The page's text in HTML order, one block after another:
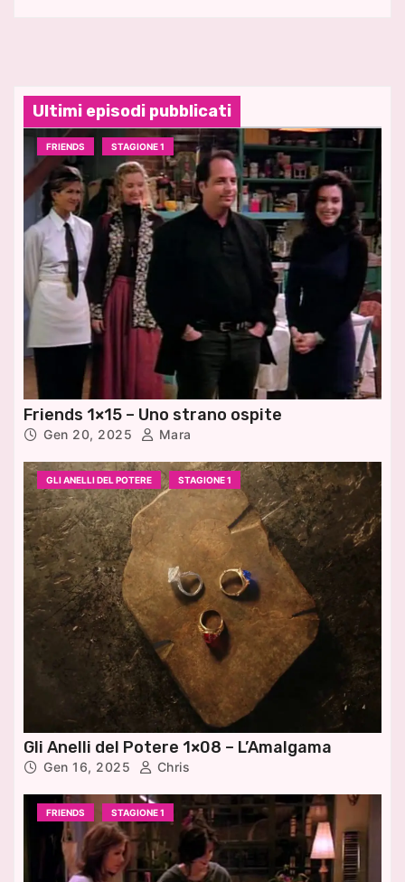
Ultimi episodi pubblicati
FRIENDS STAGIONE 1
Friends 1×15 – Uno strano ospite
Gen 20, 2025 Mara
GLI ANELLI DEL POTERE STAGIONE 1
Gli Anelli del Potere 1×08 – L’Amalgama
Gen 16, 2025 Chris
FRIENDS STAGIONE 1